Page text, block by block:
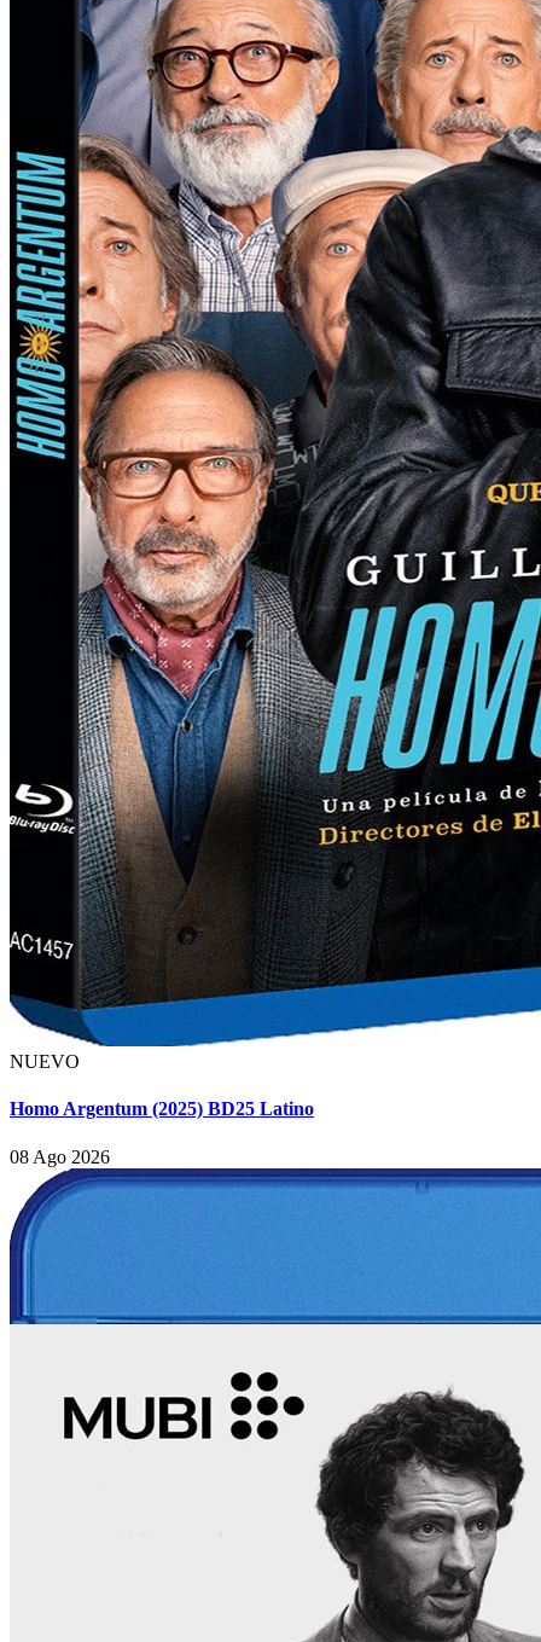
NUEVO
Homo Argentum (2025) BD25 Latino
08 Ago 2026